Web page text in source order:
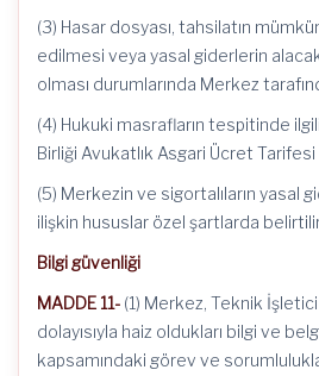
(3) Hasar dosyası, tahsilatın
edilmesi veya yasal giderlerin
olması durumlarında Merkez
(4) Hukuki masrafların tespitinde
Birliği Avukatlık Asgari Ücret Tarifesi
(5) Merkezin ve sigortalıların yasal
ilişkin hususlar özel şartlarda
Bilgi güvenliği
MADDE 11- (1) Merkez, Teknik
dolayısıyla haiz oldukları bilgi ve
kapsamındaki görev ve